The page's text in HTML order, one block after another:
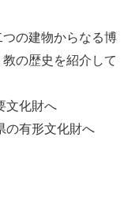
つの建物からなる博
の歴史を紹介して
文化財へ
の有形文化財へ